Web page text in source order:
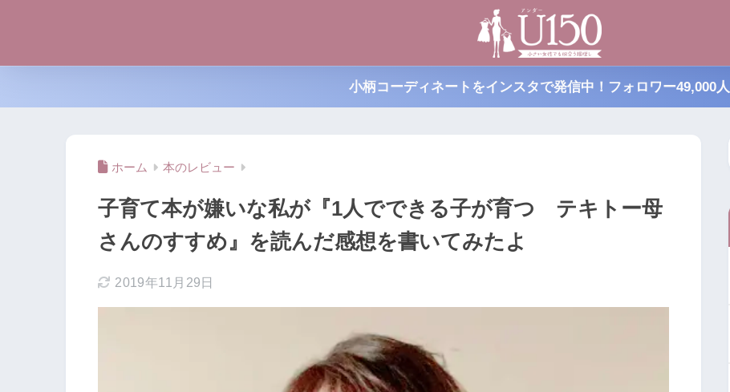
小柄コーディネートをインスタで発信中！フォロワー49,000人
ホーム 本のレビュー
子育て本が嫌いな私が『1人でできる子が育つ テキトー母
さんのすすめ』を読んだ感想を書いてみたよ
2019年11月29日